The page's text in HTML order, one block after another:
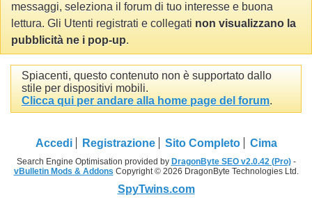
messaggi, seleziona il forum di tuo interesse e buona
lettura. Gli Utenti registrati e collegati non visualizzano la
pubblicità ne i pop-up.
Spiacenti, questo contenuto non è supportato dallo
stile per dispositivi mobili.
Clicca qui per andare alla home page del forum.
Accedi Registrazione Sito Completo Cima
Search Engine Optimisation provided by DragonByte SEO v2.0.42 (Pro)-
vBulletin Mods & Addons Copyright © 2026 DragonByte Technologies Ltd.
SpyTwins.com